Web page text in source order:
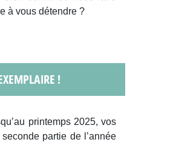
à vous détendre ?
!
printemps 2025, vos
partie de l’année